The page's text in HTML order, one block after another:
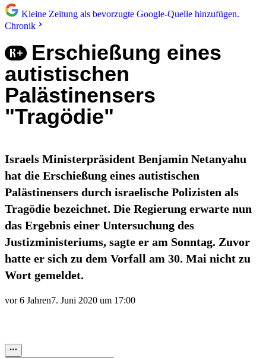
Kleine Zeitung als bevorzugte Google-Quelle hinzufügen.
Chronik
Erschießung eines
autistischen
Palästinensers
"Tragödie"
Israels Ministerpräsident Benjamin Netanyahu
hat die Erschießung eines autistischen
Palästinensers durch israelische Polizisten als
Tragödie bezeichnet. Die Regierung erwarte nun
das Ergebnis einer Untersuchung des
Justizministeriums, sagte er am Sonntag. Zuvor
hatte er sich zu dem Vorfall am 30. Mai nicht zu
Wort gemeldet.
vor 6 Jahren7. Juni 2020 um 17:00